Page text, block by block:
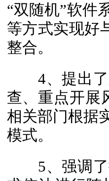
“双随机”软件
等方式实现好
整合。
4、提出了
查、重点开展
相关部门根据
模式。
5、强调了